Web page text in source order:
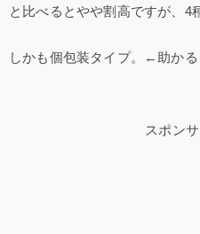
と比べるとやや割高ですが、4
しかも個包装タイプ。←助かる
スポン